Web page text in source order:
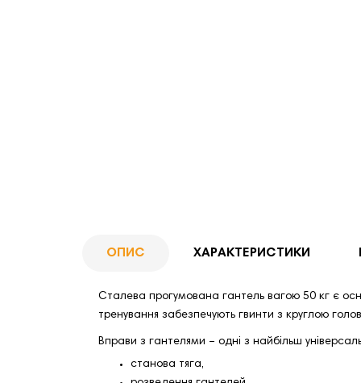
ОПИС ХАРАКТЕРИСТИКИ
Сталева прогумована гантель вагою 50 кг є
тренування забезпечують гвинти з круглою
Вправи з гантелями – одні з найбільш
станова тяга,